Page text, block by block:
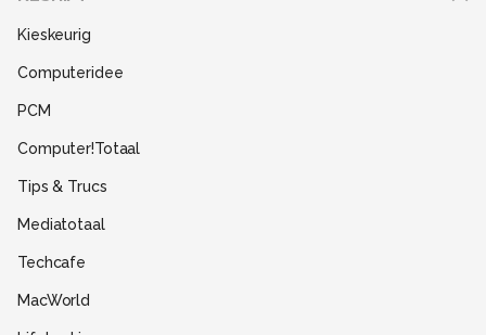
Kieskeurig
Computeridee
PCM
Computer!Totaal
Tips & Trucs
Mediatotaal
Techcafe
MacWorld